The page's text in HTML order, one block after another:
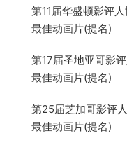
第11届华盛顿影评人
最佳动画片(提名)
第17届圣地亚哥影评
最佳动画片(提名)
第25届芝加哥影评人
最佳动画片(提名)